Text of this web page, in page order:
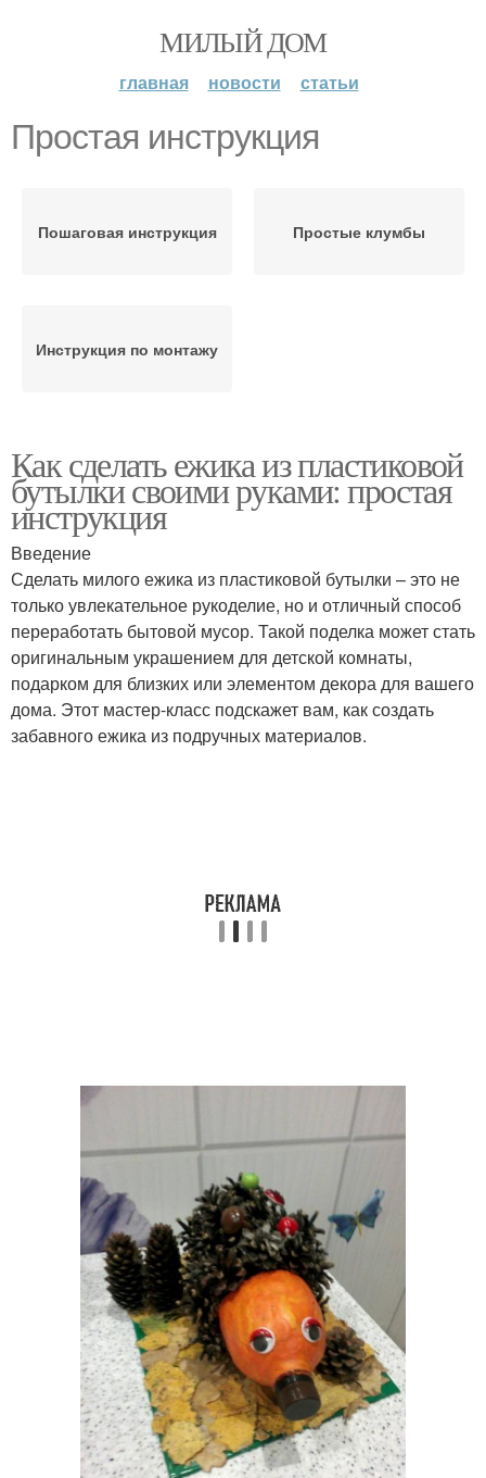
МИЛЫЙ ДОМ
главная новости статьи
Простая инструкция
Пошаговая инструкция Простые клумбы
Инструкция по монтажу
Как сделать ежика из пластиковой
бутылки своими руками: простая
инструкция
Введение
Сделать милого ежика из пластиковой бутылки – это не
только увлекательное рукоделие, но и отличный способ
переработать бытовой мусор. Такой поделка может стать
оригинальным украшением для детской комнаты,
подарком для близких или элементом декора для вашего
дома. Этот мастер-класс подскажет вам, как создать
забавного ежика из подручных материалов.